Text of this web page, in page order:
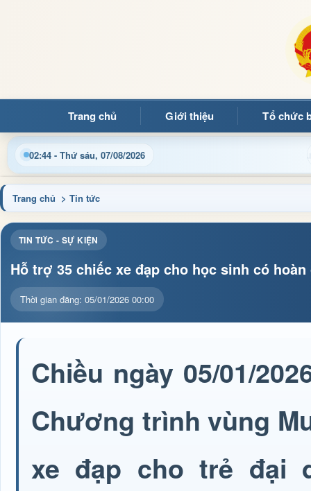
Trang chủ Giới thiệu Tổ chức
02:44 - Thứ sáu, 07/08/2026
tin điều hành, thủ tục hành chính và tin tức địa phương
Trang chủ > Tin tức
TIN TỨC - SỰ KIỆN
Hỗ trợ 35 chiếc xe đạp cho học sinh có
Thời gian đăng: 05/01/2026 00:00
Chiều ngày 05/01/
Chương trình vùng
xe đạp cho trẻ đại